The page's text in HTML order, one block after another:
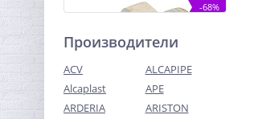
-68%
Производители
ACV
ALCAPIPE
Alcaplast
APE
ARDERIA
ARISTON